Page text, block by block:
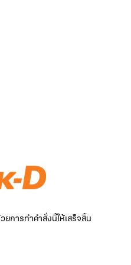
การทำคำสั่งนี้ให้เสร็จสิ้น